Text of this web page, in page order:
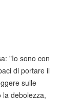
"Io sono con
di portare il
sulle
la debolezza,